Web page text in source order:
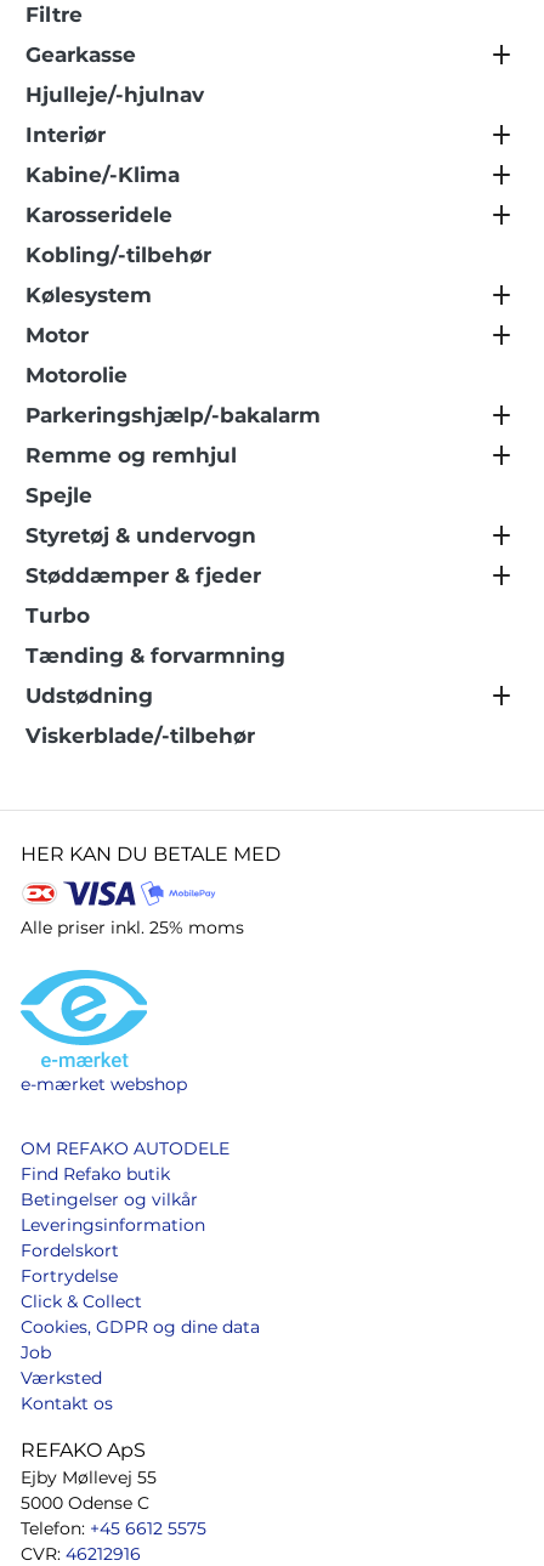
Filtre
Gearkasse
Hjulleje/-hjulnav
Interiør
Kabine/-Klima
Karosseridele
Kobling/-tilbehør
Kølesystem
Motor
Motorolie
Parkeringshjælp/-bakalarm
Remme og remhjul
Spejle
Styretøj & undervogn
Støddæmper & fjeder
Turbo
Tænding & forvarmning
Udstødning
Viskerblade/-tilbehør
HER KAN DU BETALE MED
Alle priser inkl. 25% moms
e-mærket webshop
OM REFAKO AUTODELE
Find Refako butik
Betingelser og vilkår
Leveringsinformation
Fordelskort
Fortrydelse
Click & Collect
Cookies, GDPR og dine data
Job
Værksted
Kontakt os
REFAKO ApS
Ejby Møllevej 55
5000 Odense C
Telefon: +45 6612 5575
CVR: 46212916